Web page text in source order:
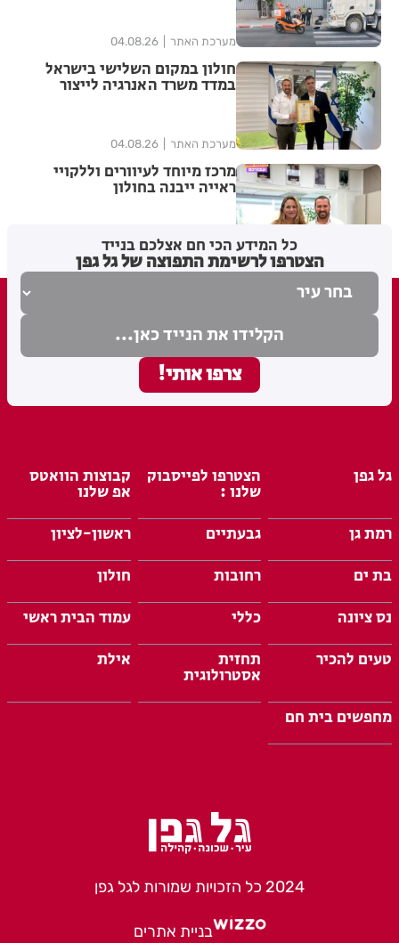
מערכת האתר 04.08.26
חולון במקום השלישי בישראל
במדד משרד האנרגיה לייצור
מערכת האתר 04.08.26
מרכז מיוחד לעיוורים וללקויי
ראייה ייבנה בחולון
מערכת האתר 03.08.26
כל המידע הכי חם אצלכם בנייד
הצטרפו לרשימת התפוצה של גל גפן
גל גפן הצטרפו לפייסבוק
שלנו :
קבוצות הוואטס
אפ שלנו
רמת גן
גבעתיים
ראשון-לציון
בת ים
רחובות
חולון
נס ציונה
כללי
עמוד הבית ראשי
טעים להכיר
תחזית
אסטרולוגית
אילת
מחפשים בית חם
2024 כל הזכויות שמורות לגל גפן
בניית אתרים